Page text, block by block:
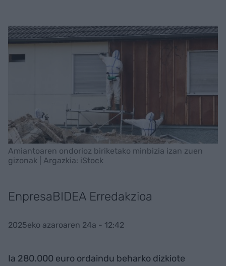
Amiantoaren ondorioz biriketako minbizia izan zuen
gizonak | Argazkia: iStock
EnpresaBIDEA Erredakzioa
2025eko azaroaren 24a - 12:42
Ia 280.000 euro ordaindu beharko dizkiote